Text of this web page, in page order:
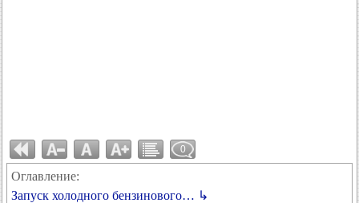
0
Оглавление:
Запуск холодного бензинового… ↳